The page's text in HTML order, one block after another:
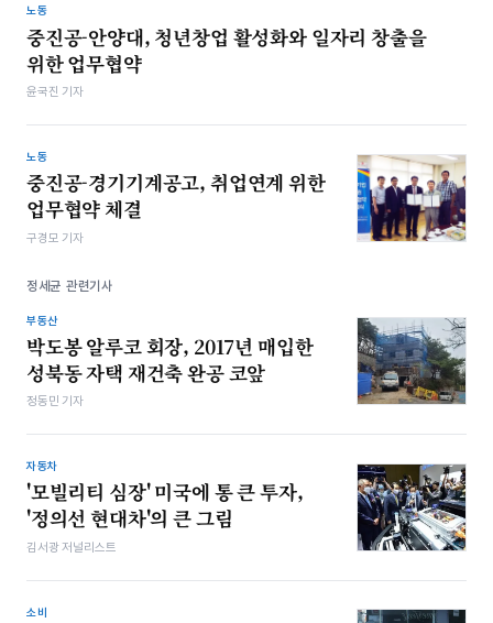
노동
중진공-안양대, 청년창업 활성화와 일자리 창출을
위한 업무협약
윤국진 기자
노동
중진공-경기기계공고, 취업연계 위한
업무협약 체결
구경모 기자
정세균 관련기사
부동산
박도봉 알루코 회장, 2017년 매입한
성북동 자택 재건축 완공 코앞
정동민 기자
자동차
'모빌리티 심장' 미국에 통 큰 투자,
'정의선 현대차'의 큰 그림
김서광 저널리스트
소비